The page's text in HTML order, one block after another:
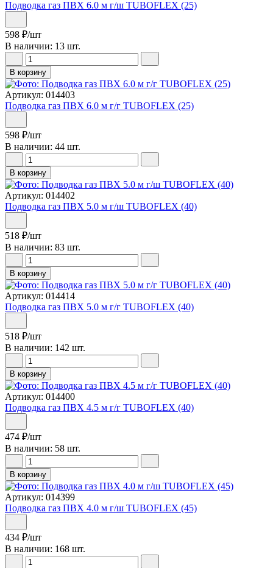
Подводка газ ПВХ 6.0 м г/ш TUBOFLEX (25)
598 ₽/шт
В наличии: 13 шт.
В корзину
Артикул: 014403
Подводка газ ПВХ 6.0 м г/г TUBOFLEX (25)
598 ₽/шт
В наличии: 44 шт.
В корзину
Артикул: 014402
Подводка газ ПВХ 5.0 м г/ш TUBOFLEX (40)
518 ₽/шт
В наличии: 83 шт.
В корзину
Артикул: 014414
Подводка газ ПВХ 5.0 м г/г TUBOFLEX (40)
518 ₽/шт
В наличии: 142 шт.
В корзину
Артикул: 014400
Подводка газ ПВХ 4.5 м г/г TUBOFLEX (40)
474 ₽/шт
В наличии: 58 шт.
В корзину
Артикул: 014399
Подводка газ ПВХ 4.0 м г/ш TUBOFLEX (45)
434 ₽/шт
В наличии: 168 шт.